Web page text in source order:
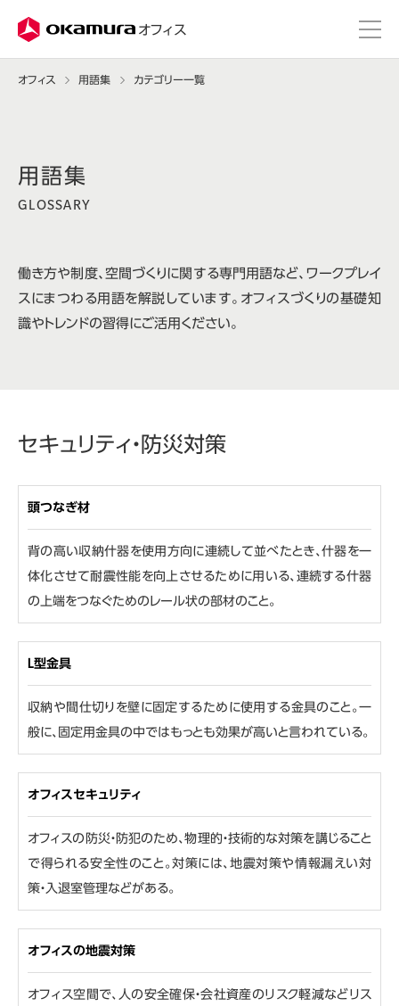
オフィス
オフィス 用語集 カテゴリー一覧
GLOSSARY
働き方や制度、空間づくりに関する専門用語など、ワークプレイ
スにまつわる用語を解説しています。オフィスづくりの基礎知
識やトレンドの習得にご活用ください。
セキュリティ・防災対策
頭つなぎ材
背の高い収納什器を使用方向に連続して並べたとき、什器を一
体化させて耐震性能を向上させるために用いる、連続する什器
の上端をつなぐためのレール状の部材のこと。
L型金具
収納や間仕切りを壁に固定するために使用する金具のこと。一
般に、固定用金具の中ではもっとも効果が高いと言われている。
オフィスセキュリティ
オフィスの防災・防犯のため、物理的・技術的な対策を講じること
で得られる安全性のこと。対策には、地震対策や情報漏えい対
策・入退室管理などがある。
オフィスの地震対策
オフィス空間で、人の安全確保・会社資産のリスク軽減などリス